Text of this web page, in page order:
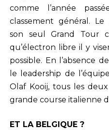
comme l’année
classement général.
son seul Grand Tour
qu’électron libre il y
possible. En l’absence
le leadership de
Olaf Kooij, tous les
grande course italienne
ET LA BELGIQUE ?